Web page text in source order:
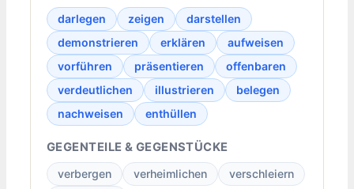
darlegen zeigen
darstellen
demonstrieren
erklären
aufweisen
vorführen
präsentieren
offenbaren
verdeutlichen
illustrieren
belegen
nachweisen
enthüllen
GEGENTEILE & GEGENSTÜCKE
verbergen verheimlichen
verschleiern